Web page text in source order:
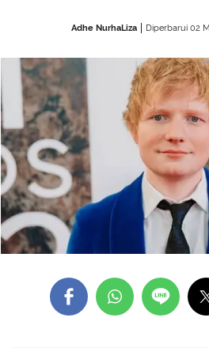
Adhe NurhaLiza Diperbarui 02